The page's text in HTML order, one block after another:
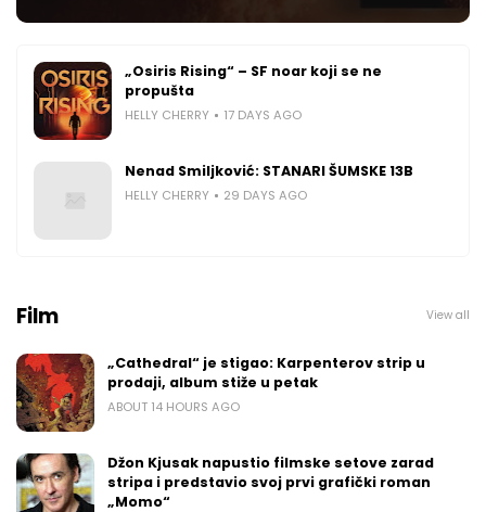
„Osiris Rising“ – SF noar koji se ne
propušta
HELLY CHERRY 17 DAYS AGO
Nenad Smiljković: STANARI ŠUMSKE 13B
HELLY CHERRY 29 DAYS AGO
Film View all
„Cathedral“ je stigao: Karpenterov strip u
prodaji, album stiže u petak
ABOUT 14 HOURS AGO
Džon Kjusak napustio filmske setove zarad
stripa i predstavio svoj prvi grafički roman
„Momo“